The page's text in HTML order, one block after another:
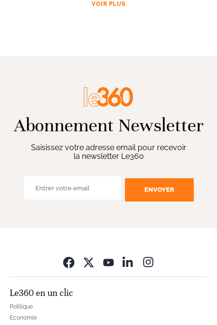
VOIR PLUS
Abonnement Newsletter
Saisissez votre adresse email pour recevoir
la newsletter Le360
ENVOYER
Le360 en un clic
Politique
Economie